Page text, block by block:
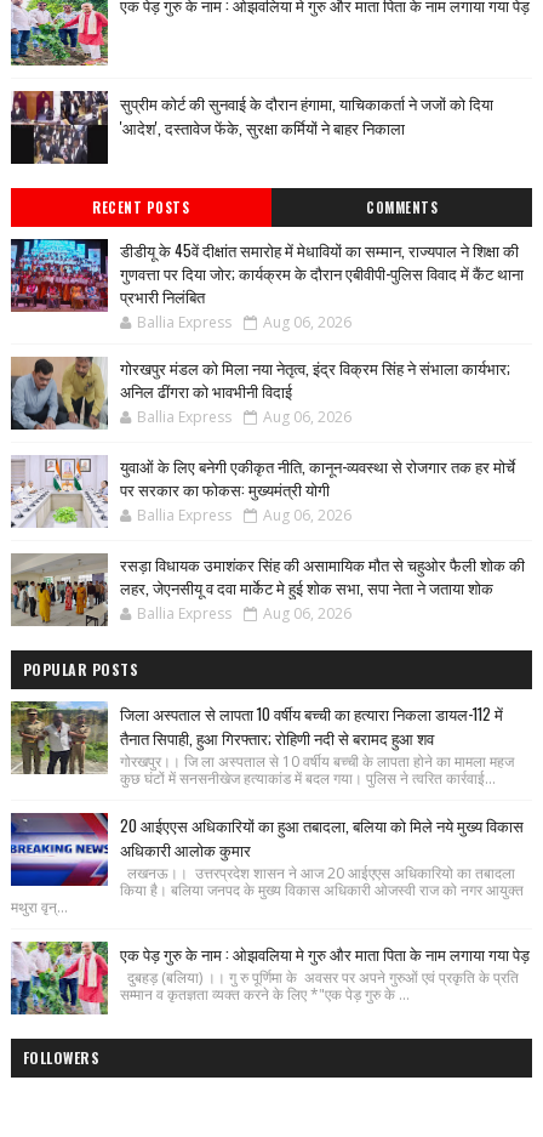
एक पेड़ गुरु के नाम : ओझवलिया मे गुरु और माता पिता के नाम लगाया गया पेड़
सुप्रीम कोर्ट की सुनवाई के दौरान हंगामा, याचिकाकर्ता ने जजों को दिया
'आदेश', दस्तावेज फेंके, सुरक्षा कर्मियों ने बाहर निकाला
RECENT POSTS COMMENTS
डीडीयू के 45वें दीक्षांत समारोह में मेधावियों का सम्मान, राज्यपाल ने शिक्षा की
गुणवत्ता पर दिया जोर; कार्यक्रम के दौरान एबीवीपी-पुलिस विवाद में कैंट थाना
प्रभारी निलंबित
Ballia Express Aug 06, 2026
गोरखपुर मंडल को मिला नया नेतृत्व, इंद्र विक्रम सिंह ने संभाला कार्यभार;
अनिल ढींगरा को भावभीनी विदाई
Ballia Express Aug 06, 2026
युवाओं के लिए बनेगी एकीकृत नीति, कानून-व्यवस्था से रोजगार तक हर मोर्चे
पर सरकार का फोकस: मुख्यमंत्री योगी
Ballia Express Aug 06, 2026
रसड़ा विधायक उमाशंकर सिंह की असामायिक मौत से चहुओर फैली शोक की
लहर, जेएनसीयू व दवा मार्केट मे हुई शोक सभा, सपा नेता ने जताया शोक
Ballia Express Aug 06, 2026
POPULAR POSTS
जिला अस्पताल से लापता 10 वर्षीय बच्ची का हत्यारा निकला डायल-112 में
तैनात सिपाही, हुआ गिरफ्तार; रोहिणी नदी से बरामद हुआ शव
गोरखपुर।। जि ला अस्पताल से 10 वर्षीय बच्ची के लापता होने का मामला महज
कुछ घंटों में सनसनीखेज हत्याकांड में बदल गया। पुलिस ने त्वरित कार्रवाई...
20 आईएएस अधिकारियों का हुआ तबादला, बलिया को मिले नये मुख्य विकास
अधिकारी आलोक कुमार
लखनऊ।। उत्तरप्रदेश शासन ने आज 20 आईएएस अधिकारियो का तबादला
किया है। बलिया जनपद के मुख्य विकास अधिकारी ओजस्वी राज को नगर आयुक्त
मथुरा वृन्...
एक पेड़ गुरु के नाम : ओझवलिया मे गुरु और माता पिता के नाम लगाया गया पेड़
दुबहड़ (बलिया) ।। गु रु पूर्णिमा के अवसर पर अपने गुरुओं एवं प्रकृति के प्रति
सम्मान व कृतज्ञता व्यक्त करने के लिए *"एक पेड़ गुरु के ...
FOLLOWERS